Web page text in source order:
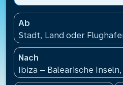
Ab
Stadt, Land oder
Nach
Ibiza – Balearische